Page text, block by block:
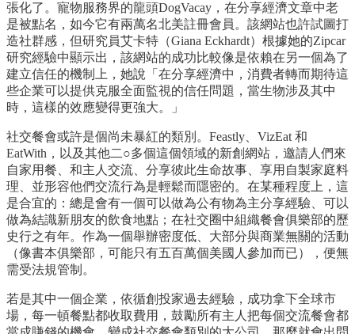
張化了。寵物服務界的龍頭DogVacay，在分享經濟文章中老
是被點名，如今它有兩萬名北美註冊會員。該網站也許試圖打
造社群感，但研究員艾卡特（Giana Eckhardt）根據她的Zipcar
研究經驗中顯示出，該網站的成功比較像是依賴在另一個為了
建立信任的機制上，她說「在分享經濟中，消費者轉而期待這
些企業可以提供克服全面監視的信任問題，當生物涉及其中
時，這樣的效應變得更強大。」
社交餐會或許是個尚未暴紅的類別。Feastly、VizEat 和
EatWith，以及其他二○多個這個領域的新創網站，邀請人們來
自家用餐、和主人交流、分享彼此生命故事、享用自製家庭料
理、並形容他們交流行為是輕鬆而隱密的。在某種程度上，這
是合宜的：總是會有一個可以做為公有物為主分享經驗、可以
做為結識新朋友的飲食地點；在社交圈中組織餐會俱樂部的歷
史行之有年。作為一個舉辦密度低、大部分與商業無關的活動
（像書本俱樂部，可能只有五百萬個美國人參加而已），便無
需受法規管制。
若是其中一個企業，依循創投家過去經驗，成功拿下全球市
場，每一頓餐點都收取費用，鼓勵所有主人把每個交流餐會都